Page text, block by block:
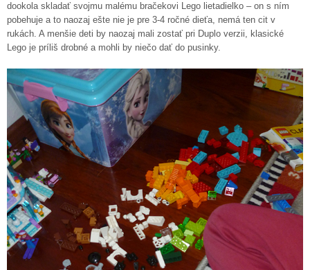
dookola skladať svojmu malému bračekovi Lego lietadielko – on s ním
pobehuje a to naozaj ešte nie je pre 3-4 ročné dieťa, nemá ten cit v
rukách. A menšie deti by naozaj mali zostať pri Duplo verzii, klasické
Lego je príliš drobné a mohli by niečo dať do pusinky.